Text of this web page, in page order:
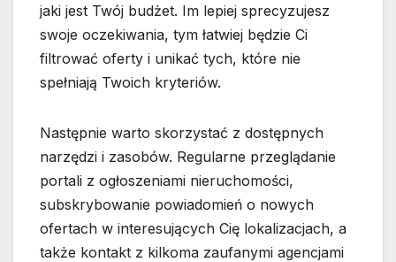
jaki jest Twój budżet. Im lepiej sprecyzujesz
swoje oczekiwania, tym łatwiej będzie Ci
filtrować oferty i unikać tych, które nie
spełniają Twoich kryteriów.
Następnie warto skorzystać z dostępnych
narzędzi i zasobów. Regularne przeglądanie
portali z ogłoszeniami nieruchomości,
subskrybowanie powiadomień o nowych
ofertach w interesujących Cię lokalizacjach, a
także kontakt z kilkoma zaufanymi agencjami